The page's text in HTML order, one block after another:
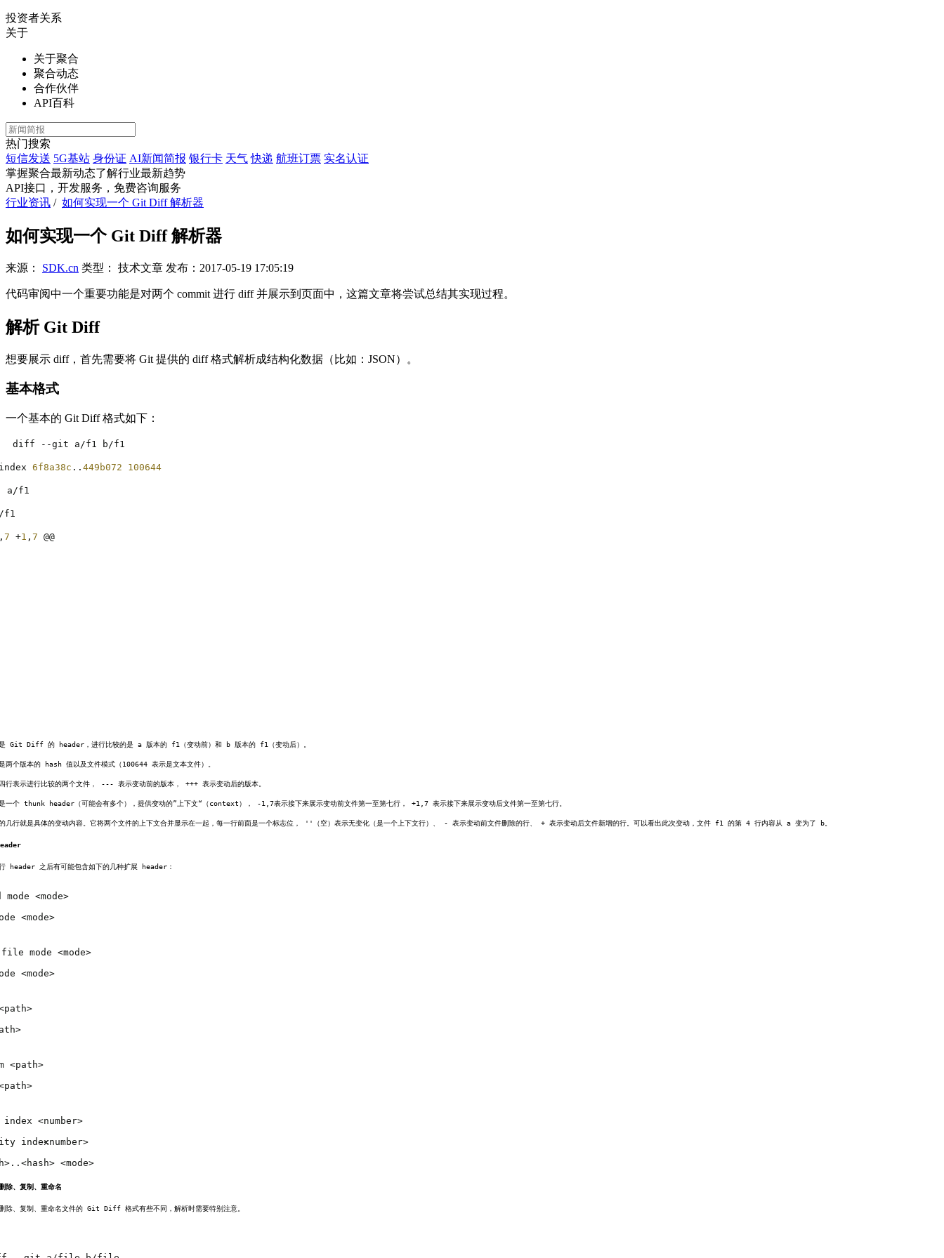
投资者关系
关于
关于聚合
聚合动态
合作伙伴
API百科
热门搜索
短信发送 5G基站 身份证 AI新闻简报 银行卡 天气 快递 航班订票 实名认证
掌握聚合最新动态了解行业最新趋势
API接口，开发服务，免费咨询服务
行业资讯 / 如何实现一个 Git Diff 解析器
如何实现一个 Git Diff 解析器
来源： SDK.cn 类型： 技术文章 发布： 2017-05-19 17:05:19
代码审阅中一个重要功能是对两个 commit 进行 diff 并展示到页面中，这篇文章将尝试总结其实现过程。
解析 Git Diff
想要展示 diff，首先需要将 Git 提供的 diff 格式解析成结构化数据（比如：JSON）。
基本格式
一个基本的 Git Diff 格式如下：
diff --git a/f1 b/f1
6f8a38c .. 449b072 100644
a/f1
f1
7 +1 , 7 @@
Git Diff 的 header，进行比较的是 a 版本的 f1（变动前）和 b 版本的 f1（变动后）。
两个版本的 hash 值以及文件模式（100644 表示是文本文件）。
行表示进行比较的两个文件， --- 表示变动前的版本， +++ 表示变动后的版本。
一个 thunk header（可能会有多个），提供变动的”上下文“（context）， -1,7表示接下来展示变动前文件第一至第七行， +1,7 表示接下来展示变动后文件第一至第七行。
几行就是具体的变动内容。它将两个文件的上下文合并显示在一起，每一行前面是一个标志位， ''（空）表示无变化（是一个上下文行）、 - 表示变动前文件删除的行、 + 表示变动后文件新增的行。可以看出此次变动，文件 f1 的第 4 行内容从 a 变为了 b。
header 之后有可能包含如下的几种扩展 header：
mode <mode>
<mode>
mode <mode>
<mode>
path>
>
<path>
path>
<number>
index
<number>
>..<hash> <mode>
除、复制、重命名
除、复制、重命名文件的 Git Diff 格式有些不同，解析时需要特别注意。